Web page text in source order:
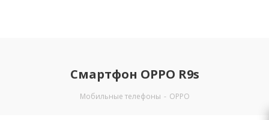
Смартфон OPPO R9s
Мобильные телефоны - OPPO